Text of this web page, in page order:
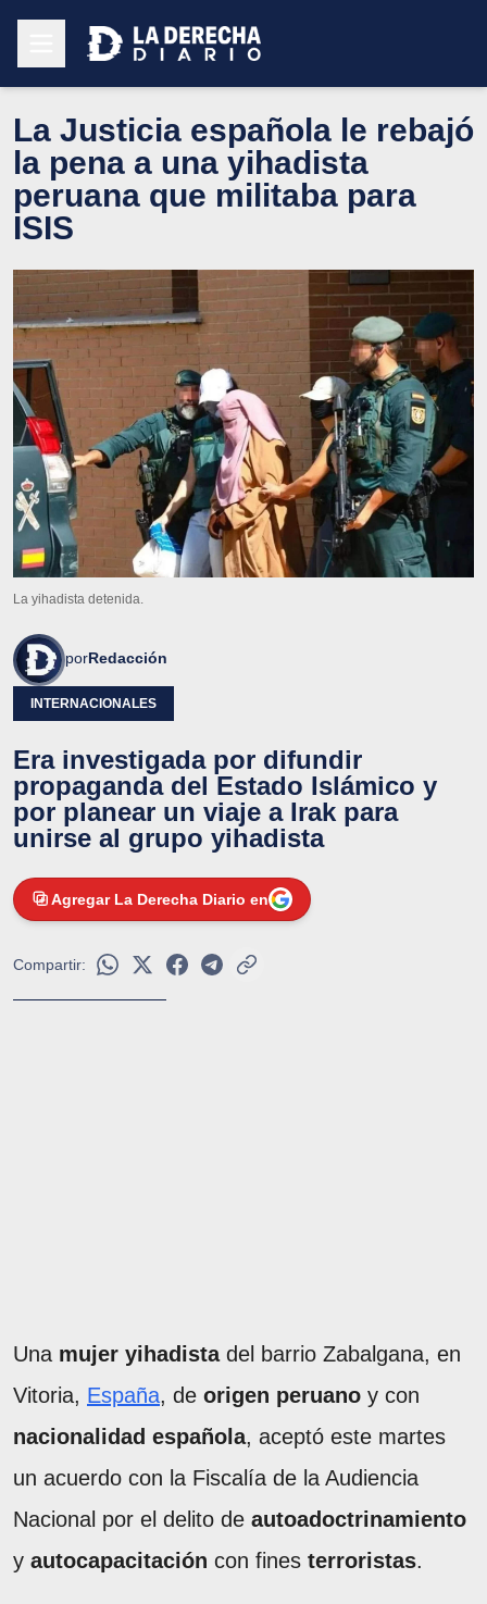
La Justicia española le rebajó
la pena a una yihadista
peruana que militaba para
ISIS
La yihadista detenida.
porRedacción
INTERNACIONALES
Era investigada por difundir
propaganda del Estado Islámico y
por planear un viaje a Irak para
unirse al grupo yihadista
Agregar La Derecha Diario en
Compartir:
Una mujer yihadistadel barrio Zabalgana, en
Vitoria, España, de origen peruano y con
nacionalidad española, aceptó este martes
un acuerdo con la Fiscalía de la Audiencia
Nacional por el delito de autoadoctrinamiento
y autocapacitación con fines terroristas.